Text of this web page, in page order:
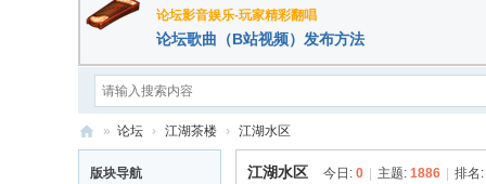
论坛影音娱乐-玩家精彩翻唱
论坛歌曲（B站视频）发布方法
» 论坛 › 江湖茶楼 › 江湖水区
版块导航 江湖水区 今日: 0 主题: 1886 排名: